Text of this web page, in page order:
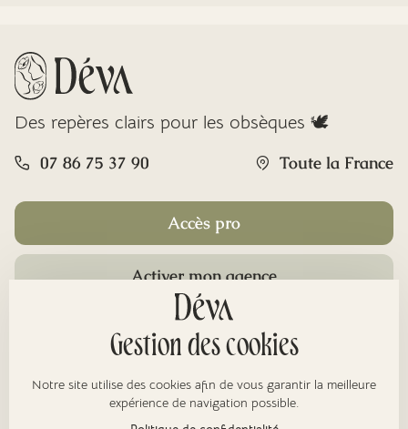
Des repères clairs pour les obsèques 🕊️
07 86 75 37 90 Toute la France
Accès pro
Activer mon agence
Gestion des cookies
Notre site utilise des cookies afin de vous garantir la meilleure
expérience de navigation possible.